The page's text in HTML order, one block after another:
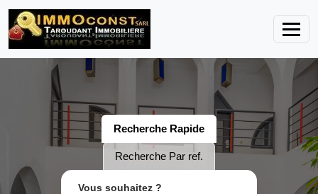
Recherche Rapide
Recherche Par ref.
Vous souhaitez ?